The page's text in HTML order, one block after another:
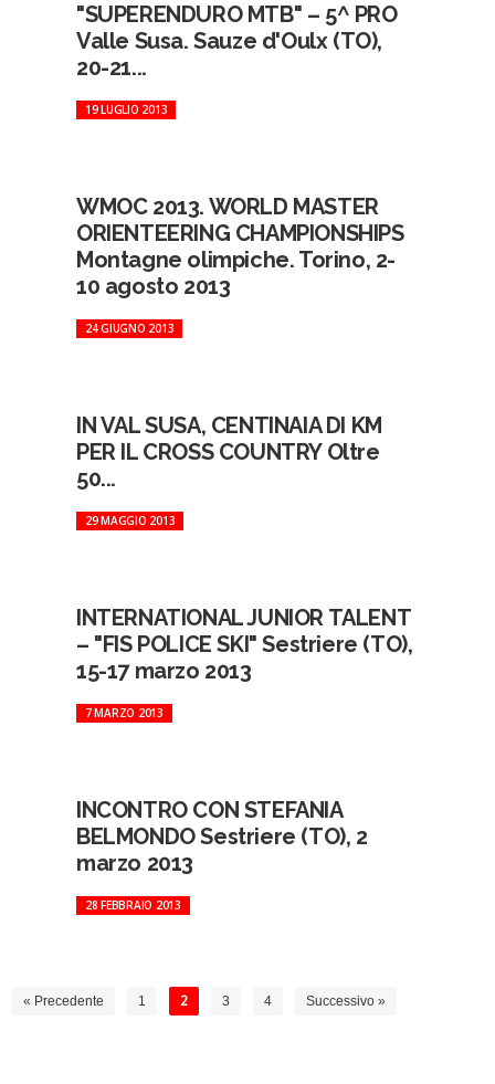
"SUPERENDURO MTB" – 5^ PRO
Valle Susa. Sauze d'Oulx (TO),
20-21...
19 LUGLIO 2013
WMOC 2013. WORLD MASTER
ORIENTEERING CHAMPIONSHIPS
Montagne olimpiche. Torino, 2-
10 agosto 2013
24 GIUGNO 2013
IN VAL SUSA, CENTINAIA DI KM
PER IL CROSS COUNTRY Oltre
50...
29 MAGGIO 2013
INTERNATIONAL JUNIOR TALENT
– "FIS POLICE SKI" Sestriere (TO),
15-17 marzo 2013
7 MARZO 2013
INCONTRO CON STEFANIA
BELMONDO Sestriere (TO), 2
marzo 2013
28 FEBBRAIO 2013
« Precedente 1 2 3 4 Successivo »